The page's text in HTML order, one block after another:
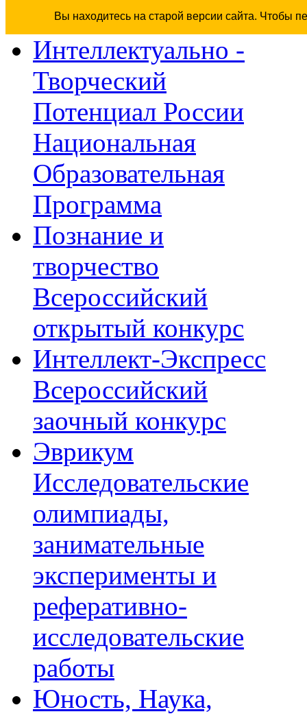
Вы находитесь на старой версии сайта. Чтобы
Интеллектуально -
Творческий
Потенциал России
Национальная
Образовательная
Программа
Познание и
творчество
Всероссийский
открытый конкурс
Интеллект-Экспресс
Всероссийский
заочный конкурс
Эврикум
Исследовательские
олимпиады,
занимательные
эксперименты и
реферативно-
исследовательские
работы
Юность, Наука,